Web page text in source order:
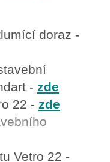
doraz -
- zde
22 - zde
Vetro 22 -